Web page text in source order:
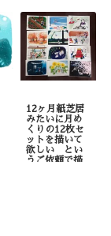
12ヶ月紙芝居
みたいに月め
くりの12枚セ
ットを描いて
欲しい とい
うご依頼で描